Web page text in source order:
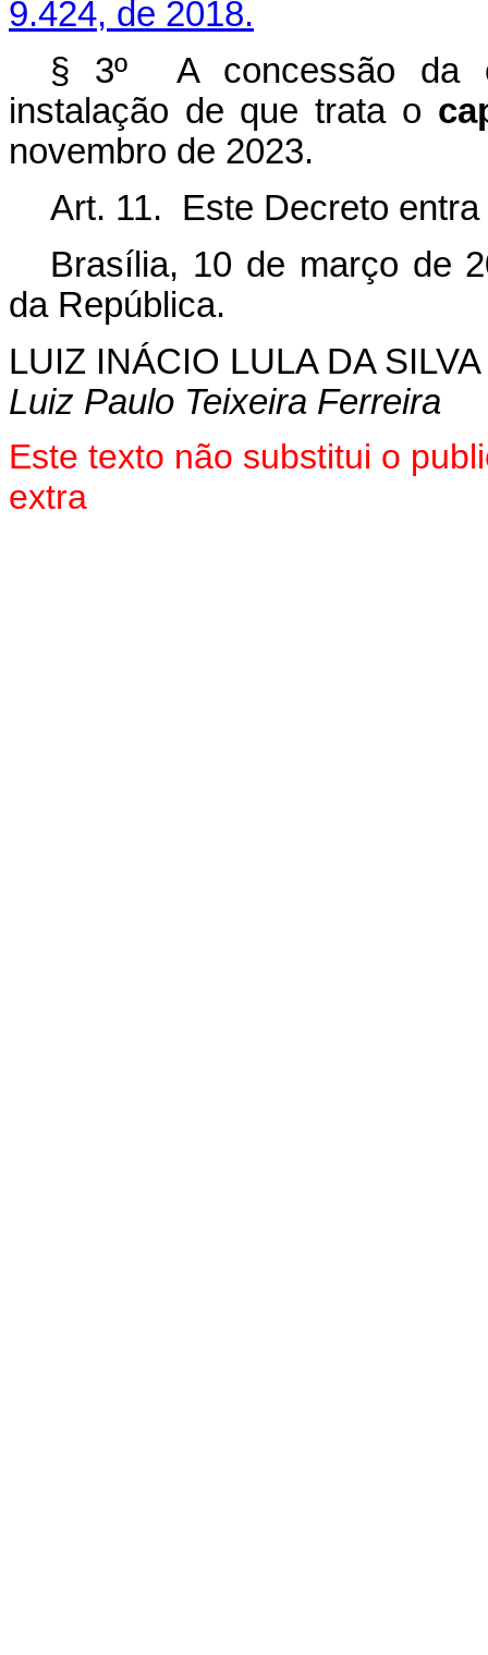
9.424, de 2018.
§ 3º A concessão da
instalação de que trata o
novembro de 2023.
Art. 11. Este Decreto
Brasília, 10 de março de
da República.
LUIZ INÁCIO LULA DA SILVA
Luiz Paulo Teixeira Ferreira
Este texto não substitui o
extra